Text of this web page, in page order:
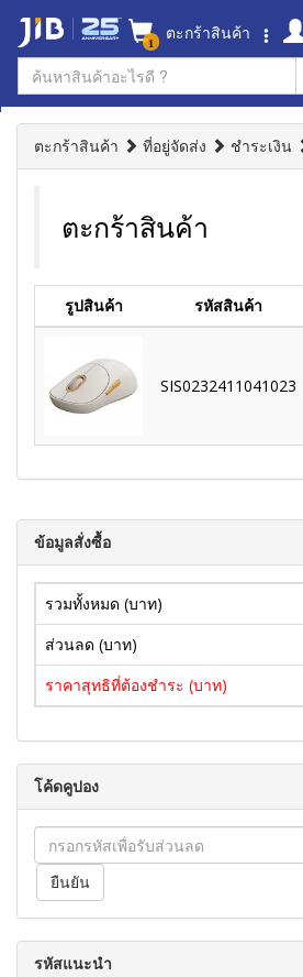
1 ตะกร้าสินค้า
ตะกร้าสินค้า ที่อยู่จัดส่ง ชำระเงิน
ตะกร้าสินค้า
รูปสินค้า รหัสสินค้า
SIS0232411041023
ข้อมูลสั่งซื้อ
รวมทั้งหมด (บาท)
ส่วนลด (บาท)
ราคาสุทธิที่ต้องชำระ (บาท)
โค้ดคูปอง
รหัสแนะนำ